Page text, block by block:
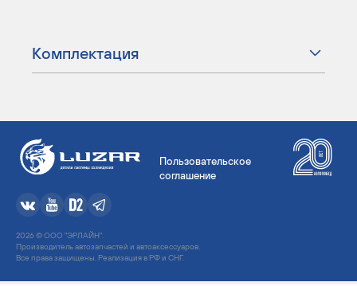
Комплектация
Пользовательское
соглашение
2026 © ООО "ЭРЛАЙН".
Производитель автозапчастей и автоаксессуаров.
Все права защищены. Реализация в РФ и СНГ.